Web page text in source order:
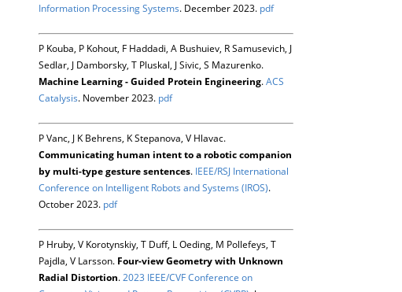
Information Processing Systems. December 2023. pdf
P Kouba, P Kohout, F Haddadi, A Bushuiev, R Samusevich, J
Sedlar, J Damborsky, T Pluskal, J Sivic, S Mazurenko.
Machine Learning - Guided Protein Engineering.ACS
Catalysis. November 2023. pdf
P Vanc, J K Behrens, K Stepanova, V Hlavac.
Communicating human intent to a robotic companion
by multi-type gesture sentences. IEEE/RSJ International
Conference on Intelligent Robots and Systems (IROS).
October 2023. pdf
P Hruby, V Korotynskiy, T Duff, L Oeding, M Pollefeys, T
Pajdla, V Larsson. Four-view Geometry with Unknown
Radial Distortion.2023 IEEE/CVF Conference on